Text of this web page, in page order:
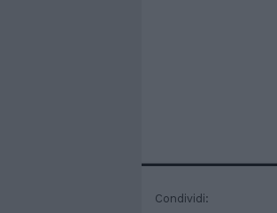
Condividi: